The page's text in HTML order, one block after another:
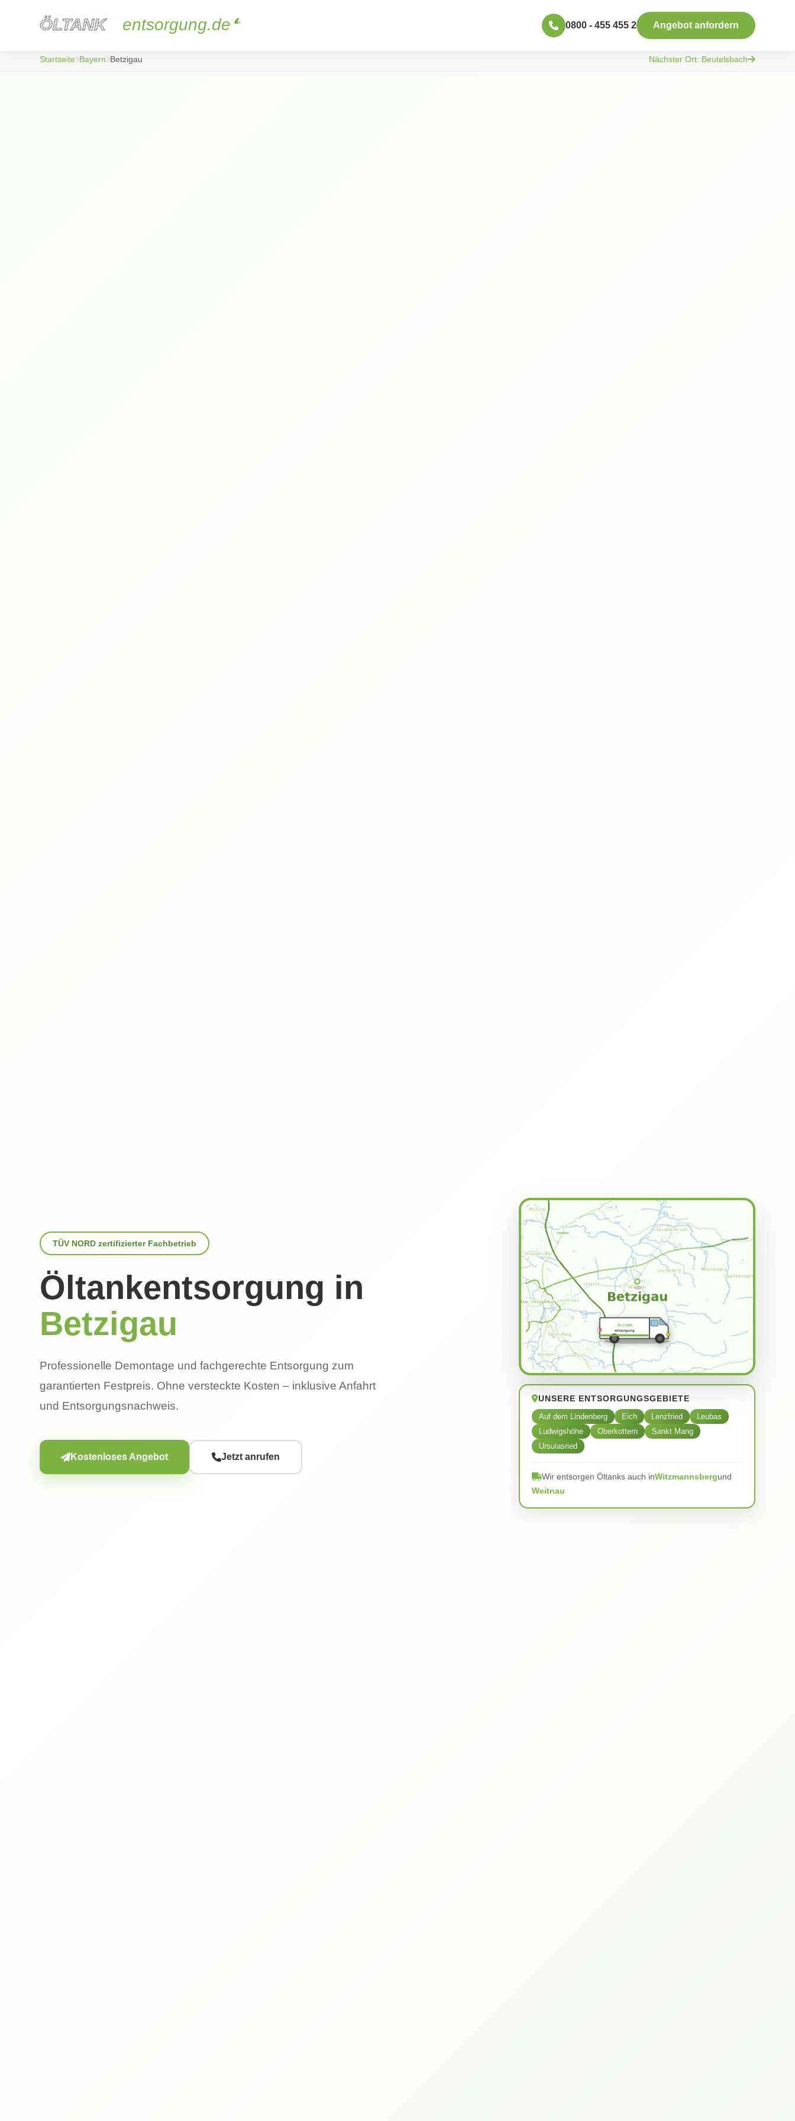
ÖLTANK
ÖLTANK entsorgung.de 0800 - 455 455 2 Angebot anfordern
Startseite Bayern Betzigau Nächster Ort: Beutelsbach
TÜV NORD zertifizierter Fachbetrieb
Öltankentsorgung in
Betzigau
Professionelle Demontage und fachgerechte Entsorgung zum
garantierten Festpreis. Ohne versteckte Kosten – inklusive Anfahrt
und Entsorgungsnachweis.
Kostenloses Angebot Jetzt anrufen
ÖLTANK
entsorgung
UNSERE ENTSORGUNGSGEBIETE
Auf dem Lindenberg
Eich Lenzfried
Leubas
Ludwigshöhe
Oberkottern
Sankt Mang
Ursulasried
Wir entsorgen Öltanks auch inWitzmannsbergund
Weitnau